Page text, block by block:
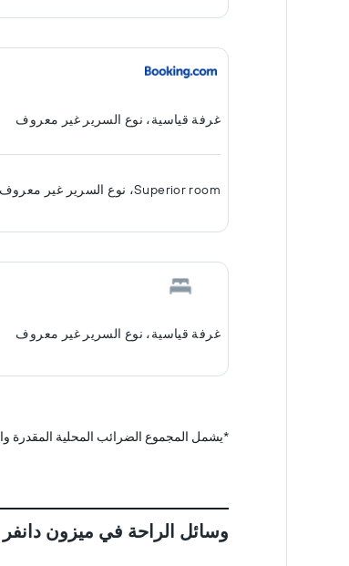
غرفة قياسية، نوع السرير غير معروف
Superior room، نوع السرير غير معروف
غرفة قياسية، نوع السرير غير معروف
*يشمل المجموع الضرائب المحلية المقدرة
وسائل الراحة في ميزون دانفر